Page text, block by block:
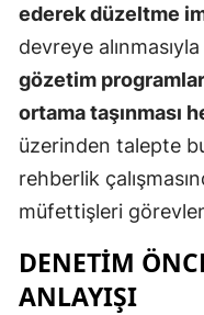
ederek düzeltme
devreye alınmasıyla
gözetim
ortama taşınması
üzerinden talepte
rehberlik
müfettişleri
DENETIM
ANLAYIŞI